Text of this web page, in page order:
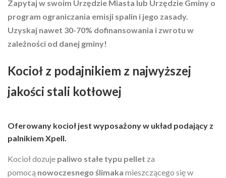
Zapytaj w swoim Urzędzie Miasta lub Urzędzie Gminy o
program ograniczania emisji spalin i jego zasady.
Uzyskaj nawet 30-70% dofinansowania i zwrotu w
zależności od danej gminy!
Kocioł z podajnikiem z najwyższej
jakości stali kotłowej
Oferowany kocioł jest wyposażony w układ podający z
palnikiem Xpell.
Kocioł dozuje paliwo stałe typu pellet za
pomocą nowoczesnego ślimaka mieszczącego się w